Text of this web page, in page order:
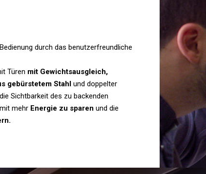
durch das benutzerfreundliche
Türen mit Gewichtsausgleich,
gebürstetem Stahl und doppelter
Sichtbarkeit des zu backenden
mehr Energie zu sparen und die